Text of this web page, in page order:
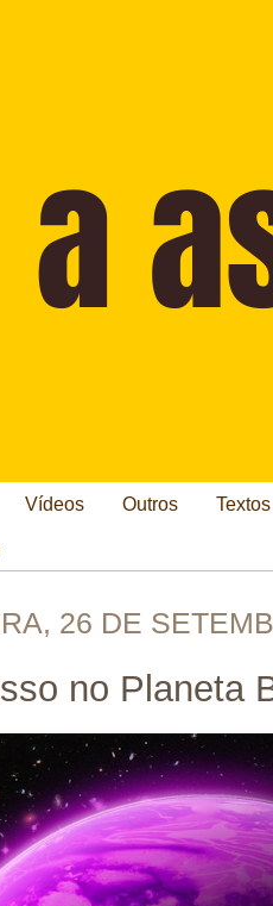
Vídeos Outros
26 DE
no Planeta